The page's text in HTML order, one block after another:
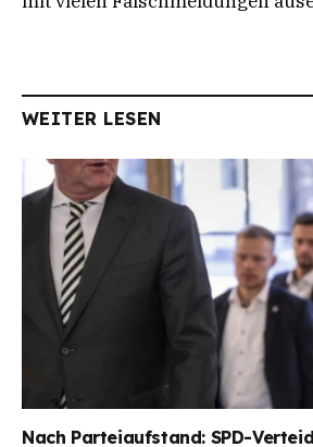
WEITER LESEN
Nach Parteiaufstand: SPD-